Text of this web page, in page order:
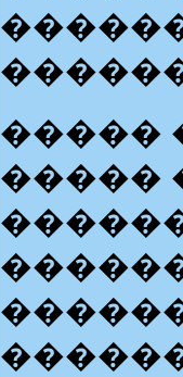
�����
�����